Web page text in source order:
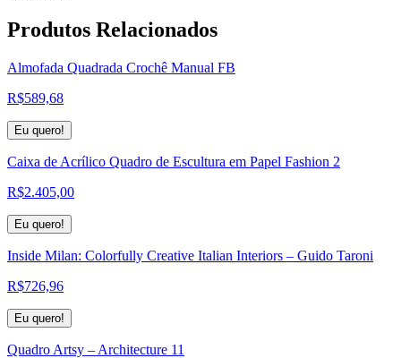
Produtos Relacionados
Almofada Quadrada Crochê Manual FB
R$589,68
Eu quero!
Caixa de Acrílico Quadro de Escultura em Papel Fashion 2
R$2.405,00
Eu quero!
Inside Milan: Colorfully Creative Italian Interiors – Guido Taroni
R$726,96
Eu quero!
Quadro Artsy – Architecture 11